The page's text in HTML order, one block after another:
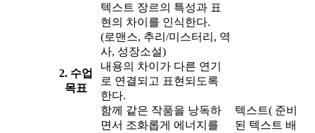
텍스트( 준비
된 텍스트 배
2. 수업
목표
텍스트 장르의 특성과 표
현의 차이를 인식한다.
(로맨스, 추리/미스터리, 역
사, 성장소설)
내용의 차이가 다른 연기
로 연결되고 표현되도록
한다.
함께 같은 작품을 낭독하
면서 조화롭게 에너지를